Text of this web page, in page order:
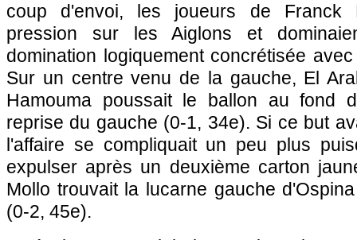
coup d'envoi, les joueurs de Franck
pression sur les Aiglons et
domination logiquement concrétisée
Sur un centre venu de la gauche, El
Hamouma poussait le ballon au fond
reprise du gauche (0-1, 34e). Si ce but
l'affaire se compliquait un peu plus
expulser après un deuxième carton
Mollo trouvait la lucarne gauche
(0-2, 45e).